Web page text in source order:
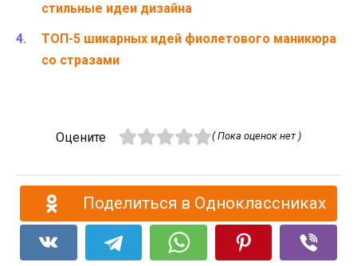
стильные идеи дизайна
ТОП-5 шикарных идей фиолетового маникюра
со стразами
Оцените ( Пока оценок нет )
Поделиться в Одноклассниках